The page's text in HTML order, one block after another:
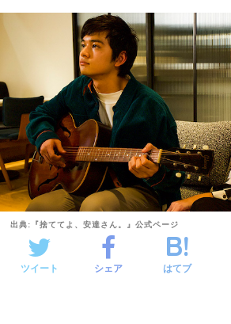
出典:『捨ててよ、安達さん。』公式ページ
ツイート シェア はてブ